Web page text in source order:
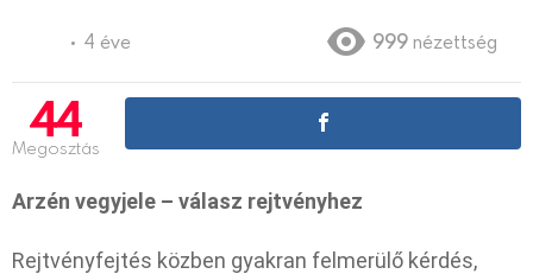
4 éve 999 nézettség
44
Megosztás
Arzén vegyjele – válasz rejtvényhez
Rejtvényfejtés közben gyakran felmerülő kérdés,